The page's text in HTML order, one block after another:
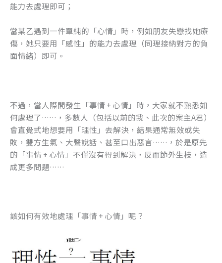
能力去處理即可；
當某乙遇到一件單純的「心情」時，例如朋友失戀找她療
傷，她只要用「感性」的能力去處理（同理接納對方的負
面情緒）即可。
不過，當人際間發生「事情 + 心情」時，大家就不熟悉如
何處理了……，多數人（包括以前的我、此次的案主A君）
會直覺式地想要用「理性」去解決，結果通常無效或失
敗，雙方生氣、大聲說話、甚至口出惡言……，於是原先
的「事情 + 心情」不僅沒有得到解決，反而節外生枝，造
成更多問題……
該如何有效地處理「事情 + 心情」呢？